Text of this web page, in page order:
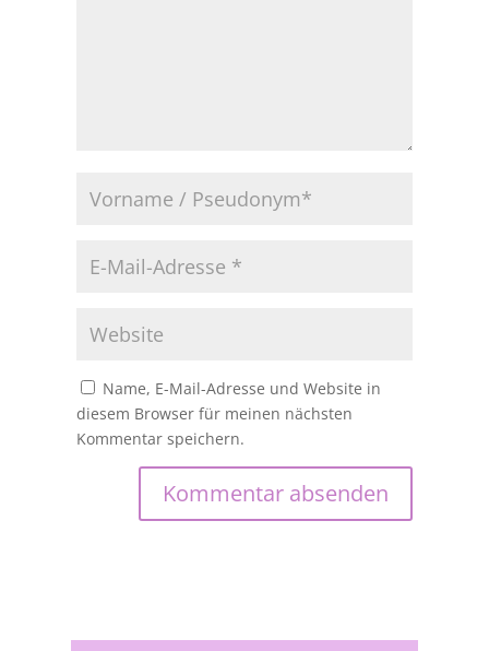
Name, E-Mail-Adresse und Website in
diesem Browser für meinen nächsten
Kommentar speichern.